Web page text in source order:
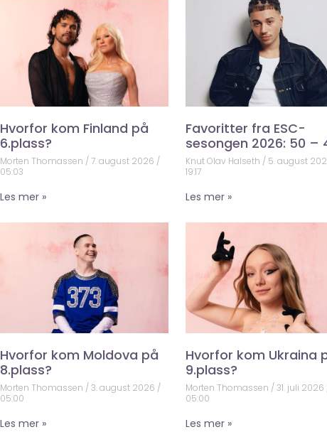
Hvorfor kom Finland på
6.plass?
Morten Thomassen
7. august 2026
05:03
Les mer »
Favoritter fra ESC-
sesongen 2026: 50 –
Knut Olav Halseth 5. august
19:17
Les mer »
Hvorfor kom Moldova på
8.plass?
Morten Thomassen
3. august 2026
05:00
Les mer »
Hvorfor kom Ukraina
9.plass?
Morten Thomassen 31. juli 2026
05:00
Les mer »